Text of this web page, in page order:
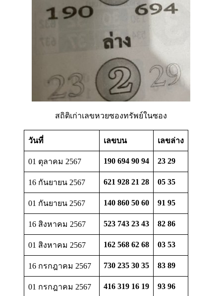
สถิติเก่าเลขหวยซองทรัพย์ในซอง
วันที่ เลขบน เลขล่าง
01 ตุลาคม 2567 190 694 90 94 23 29
16 กันยายน 2567 621 928 21 28 05 35
01 กันยายน 2567 140 860 50 60 91 95
16 สิงหาคม 2567 523 743 23 43 82 86
01 สิงหาคม 2567 162 568 62 68 03 53
16 กรกฎาคม 2567 730 235 30 35 83 89
01 กรกฎาคม 2567 416 319 16 19 93 96